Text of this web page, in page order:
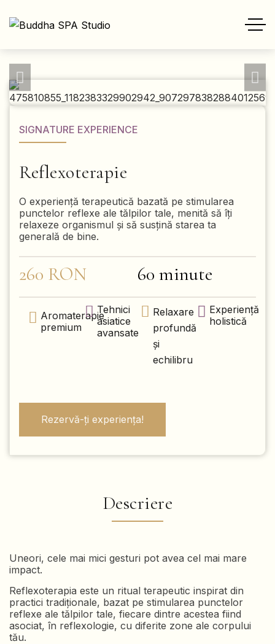
SIGNATURE EXPERIENCE
Reflexoterapie
O experiență terapeutică bazată pe stimularea
punctelor reflexe ale tălpilor tale, menită să îți
relaxeze organismul și să susțină starea ta
generală de bine.
260 RON 60 minute
Aromaterapie
premium
Tehnici
asiatice
avansate
Relaxare
profundă
și
echilibru
Experiență
holistică
Rezervă-ți experiența!
Descriere
Uneori, cele mai mici gesturi pot avea cel mai mare
impact.
Reflexoterapia este un ritual terapeutic inspirat din
practici tradiționale, bazat pe stimularea punctelor
reflexe ale tălpilor tale, fiecare dintre acestea fiind
asociat, în reflexologie, cu diferite zone ale corpului
tău.